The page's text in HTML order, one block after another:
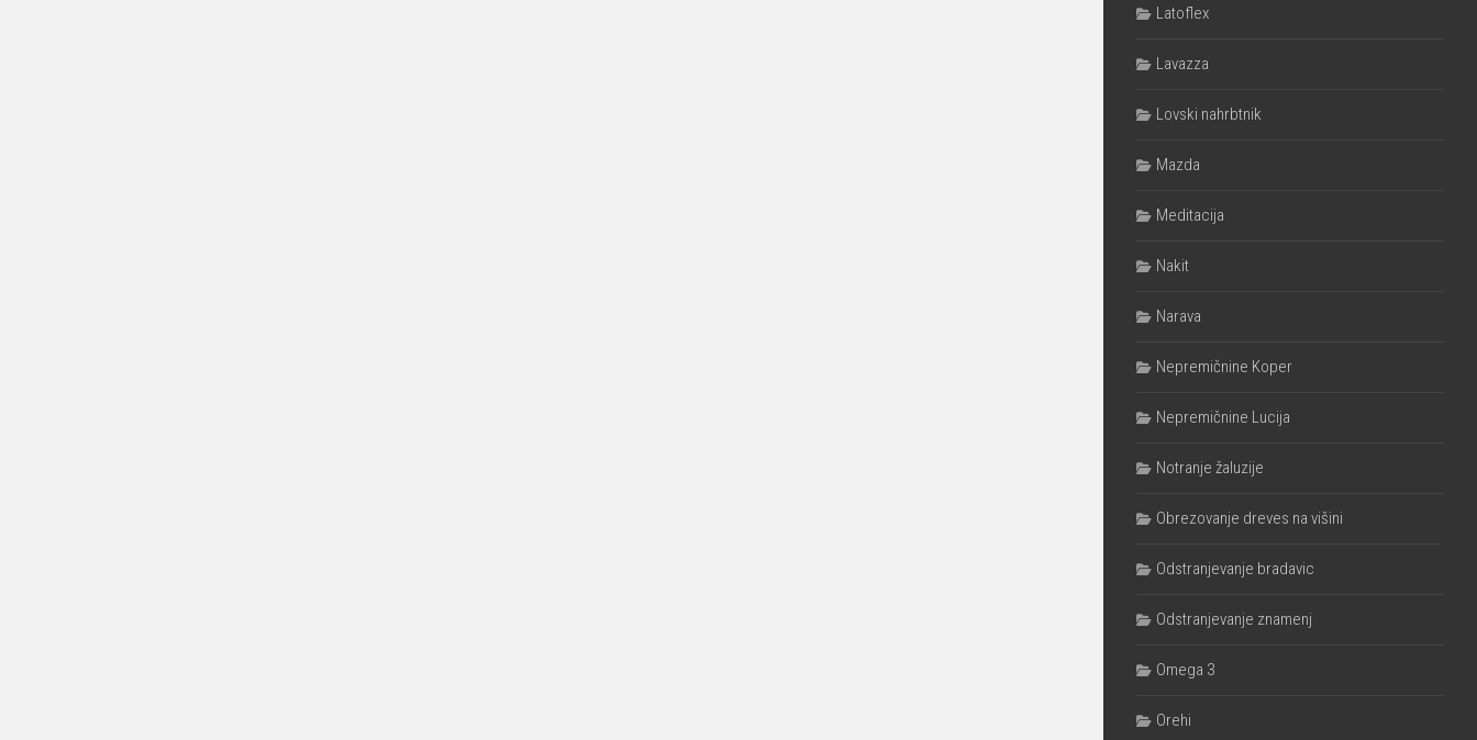
Latoflex
Lavazza
Lovski nahrbtnik
Mazda
Meditacija
Nakit
Narava
Nepremičnine Koper
Nepremičnine Lucija
Notranje žaluzije
Obrezovanje dreves na višini
Odstranjevanje bradavic
Odstranjevanje znamenj
Omega 3
Orehi